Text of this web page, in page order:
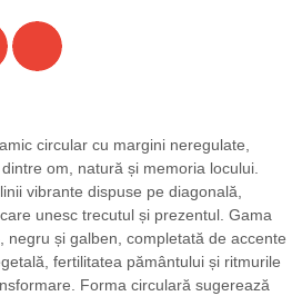
circular cu margini neregulate,
om, natură și memoria locului.
vibrante dispuse pe diagonală,
unesc trecutul și prezentul. Gama
negru și galben, completată de accente
fertilitatea pământului și ritmurile
Forma circulară sugerează